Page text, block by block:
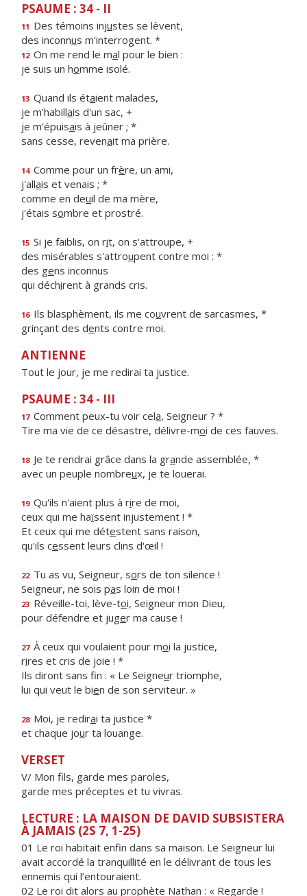
PSAUME : 34 - II
11 Des témoins injustes se lèvent,
des inconnus m'interrogent. *
12 On me rend le mal pour le bien :
je suis un homme isolé.
13 Quand ils étaient malades,
je m'habillais d'un sac, +
je m'épuisais à jeûner ; *
sans cesse, revenait ma prière.
14 Comme pour un frère, un ami,
j'allais et venais ; *
comme en deuil de ma mère,
j'étais sombre et prostré.
15 Si je faiblis, on rit, on s'attroupe, +
des misérables s'attroupent contre moi : *
des gens inconnus
qui déchirent à grands cris.
16 Ils blasphèment, ils me couvrent de sarcasmes, *
grinçant des dents contre moi.
ANTIENNE
Tout le jour, je me redirai ta justice.
PSAUME : 34 - III
17 Comment peux-tu voir cela, Seigneur ? *
Tire ma vie de ce désastre, délivre-moi de ces fauves.
18 Je te rendrai grâce dans la grande assemblée, *
avec un peuple nombreux, je te louerai.
19 Qu'ils n'aient plus à rire de moi,
ceux qui me haïssent injustement ! *
Et ceux qui me détestent sans raison,
qu'ils cessent leurs clins d'œil !
22 Tu as vu, Seigneur, sors de ton silence !
Seigneur, ne sois pas loin de moi !
23 Réveille-toi, lève-toi, Seigneur mon Dieu,
pour défendre et juger ma cause !
27 À ceux qui voulaient pour moi la justice,
rires et cris de joie ! *
Ils diront sans fin : « Le Seigneur triomphe,
lui qui veut le bien de son serviteur. »
28 Moi, je redirai ta justice *
et chaque jour ta louange.
VERSET
V/ Mon fils, garde mes paroles,
garde mes préceptes et tu vivras.
LECTURE : LA MAISON DE DAVID SUBSISTERA
À JAMAIS (2S 7, 1-25)
01 Le roi habitait enfin dans sa maison. Le Seigneur lui
avait accordé la tranquillité en le délivrant de tous les
ennemis qui l’entouraient.
02 Le roi dit alors au prophète Nathan : « Regarde !